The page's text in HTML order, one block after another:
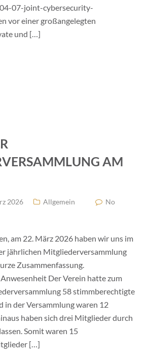
07-joint-cybersecurity-
vor einer großangelegten
und […]
AM
2026 Allgemein
No
am 22. März 2026 haben wir uns im
jährlichen Mitgliederversammlung
Zusammenfassung.
Der Verein hatte zum
58 stimmberechtigte
in der Versammlung waren 12
haben sich drei Mitglieder durch
Somit waren 15
[…]